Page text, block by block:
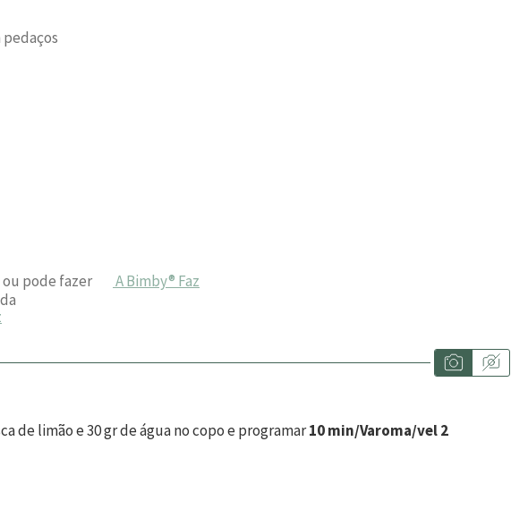
pedaços
pode fazer
A Bimby® Faz
de limão e 30 gr de água no copo e programar10 min/Varoma/vel 2